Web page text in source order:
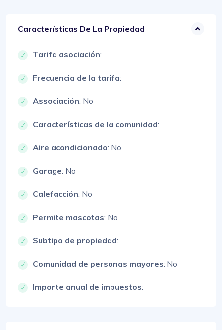
Características De La Propiedad
Tarifa asociación:
Frecuencia de la tarifa:
Associación: No
Características de la comunidad:
Aire acondicionado: No
Garage: No
Calefacción: No
Permite mascotas: No
Subtipo de propiedad:
Comunidad de personas mayores: No
Importe anual de impuestos: